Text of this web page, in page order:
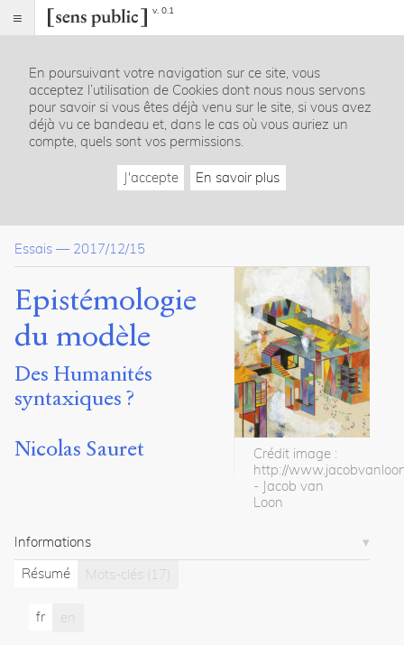
v. 0.1
Index
Article
Table
des
Modèle descriptif / modèle prédictif
Un concept aristotélicien
Un concept valéryen
Le modèle dans les sciences
Vecteur de la conversation scientifique
Pragmatisme
Les trois formes de modèles
Le modèle dans les Humanités numériques
Modèle formel computationnel
Dichotomie syntaxique/sémantique
L’ontologie du numérique
Servanne
Monjour
Treleani
En poursuivant votre navigation sur ce site, vous
acceptez l’utilisation de Cookies dont nous nous servons
pour savoir si vous êtes déjà venu sur le site, si vous avez
déjà vu ce bandeau et, dans le cas où vous auriez un
compte, quels sont vos permissions.
J'accepte En savoir plus
Essais — 2017/12/15
Epistémologie
du modèle
Des Humanités
syntaxiques ?
Nicolas Sauret
Crédit image :
http://
- Jacob van
Loon
Informations
Résumé
Mots-clés (17)
fr en